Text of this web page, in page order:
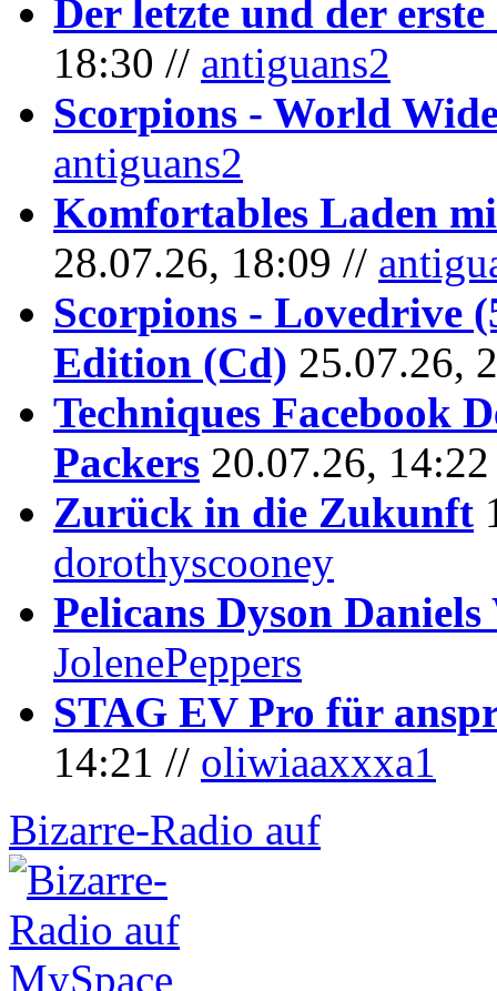
Der letzte und der erste
18:30 // antiguans2
Scorpions - World
antiguans2
Komfortables Laden
28.07.26, 18:09 //
Scorpions - Lovedrive
Edition (Cd) 25.07.26,
Techniques Facebook
Packers 20.07.26,
Zurück in die Zukunft
dorothyscooney
Pelicans Dyson
JolenePeppers
STAG EV Pro für
14:21 // oliwiaaxxxa1
Bizarre-Radio auf